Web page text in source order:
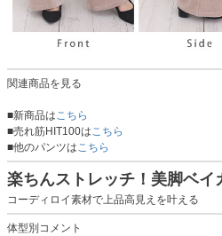
関連商品を見る
■新商品は こちら
■売れ筋HIT100は こちら
■他のパンツは こちら
楽ちんストレッチ！美脚ベイ
コーディロイ素材で上品高見えを叶える
体型別コメント